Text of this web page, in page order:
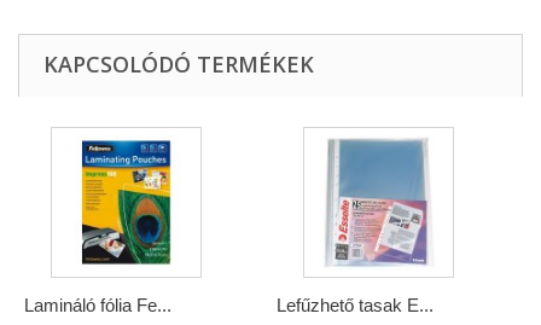
KAPCSOLÓDÓ TERMÉKEK
Lamináló fólia Fe... Lefűzhető tasak E...